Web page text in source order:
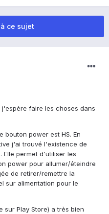
ce sujet
faire les choses dans
bouton power est HS. En
j'ai trouvé l'existence de
permet d'utiliser les
power pour allumer/éteindre
de retirer/remettre la
sur alimentation pour le
sur Play Store) a très bien